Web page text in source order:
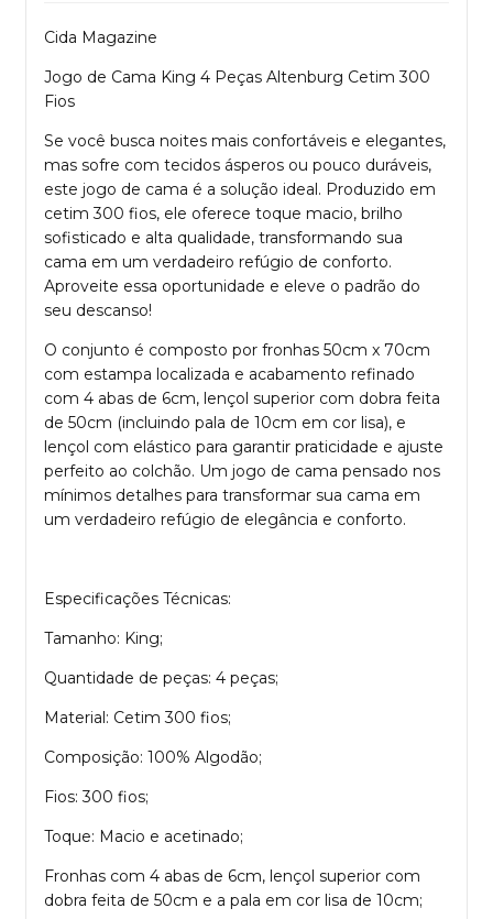
Cida Magazine
Jogo de Cama King 4 Peças Altenburg Cetim 300
Fios
Se você busca noites mais confortáveis e elegantes,
mas sofre com tecidos ásperos ou pouco duráveis,
este jogo de cama é a solução ideal. Produzido em
cetim 300 fios, ele oferece toque macio, brilho
sofisticado e alta qualidade, transformando sua
cama em um verdadeiro refúgio de conforto.
Aproveite essa oportunidade e eleve o padrão do
seu descanso!
O conjunto é composto por fronhas 50cm x 70cm
com estampa localizada e acabamento refinado
com 4 abas de 6cm, lençol superior com dobra feita
de 50cm (incluindo pala de 10cm em cor lisa), e
lençol com elástico para garantir praticidade e ajuste
perfeito ao colchão. Um jogo de cama pensado nos
mínimos detalhes para transformar sua cama em
um verdadeiro refúgio de elegância e conforto.
Especificações Técnicas:
Tamanho: King;
Quantidade de peças: 4 peças;
Material: Cetim 300 fios;
Composição: 100% Algodão;
Fios: 300 fios;
Toque: Macio e acetinado;
Fronhas com 4 abas de 6cm, lençol superior com
dobra feita de 50cm e a pala em cor lisa de 10cm;